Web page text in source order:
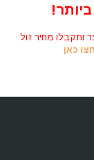
ותקבלו מחיר זול
כאן